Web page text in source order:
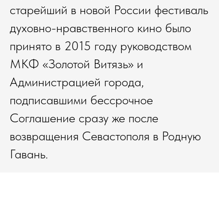
старейший в новой России фестиваль
духовно-нравственного кино было
принято в 2015 году руководством
МКФ «Золотой Витязь» и
Администрацией города,
подписавшими бессрочное
Соглашение сразу же после
возвращения Севастополя в Родную
Гавань.